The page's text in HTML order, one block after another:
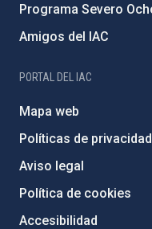
Programa Severo
Amigos del IAC
PORTAL DEL IAC
Mapa web
Políticas de privacidad
Aviso legal
Política de cookies
Accesibilidad